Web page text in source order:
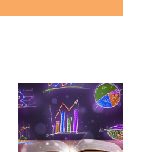
MATERIALES
CURRICULARES
ESO Y BTO 26-27